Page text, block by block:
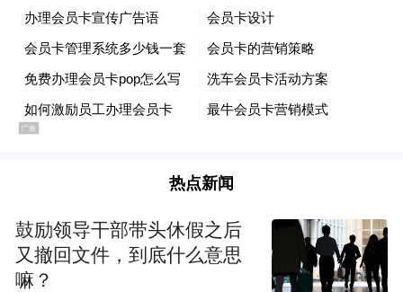
热点新闻
鼓励领导干部带头休假之后
又撤回文件，到底什么意思
嘛？